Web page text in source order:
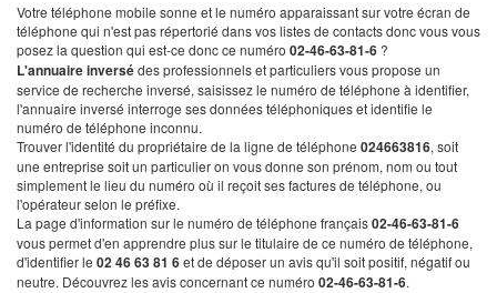
Votre téléphone mobile sonne et le numéro apparaissant sur votre écran de
téléphone qui n'est pas répertorié dans vos listes de contacts donc vous vous
posez la question qui est-ce donc ce numéro 02-46-63-81-6 ?
L'annuaire inversédes professionnels et particuliers vous propose un
service de recherche inversé, saisissez le numéro de téléphone à identifier,
l'annuaire inversé interroge ses données téléphoniques et identifie le
numéro de téléphone inconnu.
Trouver l'identité du propriétaire de la ligne de téléphone 024663816, soit
une entreprise soit un particulier on vous donne son prénom, nom ou tout
simplement le lieu du numéro où il reçoit ses factures de téléphone, ou
l'opérateur selon le préfixe.
La page d'information sur le numéro de téléphone français02-46-63-81-6
vous permet d'en apprendre plus sur le titulaire de ce numéro de téléphone,
d'identifier le 02 46 63 81 6et de déposer un avis qu'il soit positif, négatif ou
neutre. Découvrez les avis concernant ce numéro 02-46-63-81-6.